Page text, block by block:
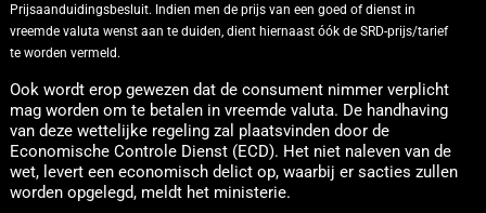
Prijsaanduidingsbesluit. Indien men de prijs van een goed of dienst in
vreemde valuta wenst aan te duiden, dient hiernaast óók de SRD-prijs/tarief
te worden vermeld.
Ook wordt erop gewezen dat de consument nimmer verplicht
mag worden om te betalen in vreemde valuta. De handhaving
van deze wettelijke regeling zal plaatsvinden door de
Economische Controle Dienst (ECD). Het niet naleven van de
wet, levert een economisch delict op, waarbij er sacties zullen
worden opgelegd, meldt het ministerie.